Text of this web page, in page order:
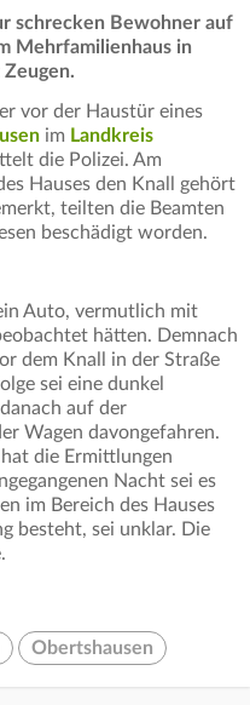
schrecken Bewohner auf
Mehrfamilienhaus in
vor der Haustür eines
im Landkreis
die Polizei. Am
Hauses den Knall gehört
teilten die Beamten
beschädigt worden.
Auto, vermutlich mit
hätten. Demnach
dem Knall in der Straße
sei eine dunkel
auf der
Wagen davongefahren.
die Ermittlungen
Nacht sei es
im Bereich des Hauses
besteht, sei unklar. Die
Obertshausen